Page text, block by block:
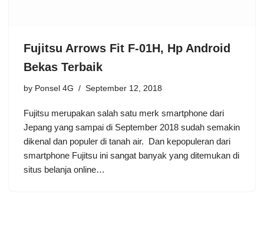
Fujitsu Arrows Fit F-01H, Hp Android
Bekas Terbaik
by Ponsel 4G September 12, 2018
Fujitsu merupakan salah satu merk smartphone dari
Jepang yang sampai di September 2018 sudah semakin
dikenal dan populer di tanah air. Dan kepopuleran dari
smartphone Fujitsu ini sangat banyak yang ditemukan di
situs belanja online…